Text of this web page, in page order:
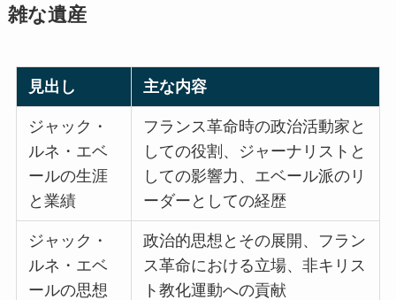
雑な遺産
見出し 主な内容
ジャック・
ルネ・エベ
ールの生涯
と業績
フランス革命時の政治活動家と
しての役割、ジャーナリストと
しての影響力、エベール派のリ
ーダーとしての経歴
ジャック・
ルネ・エベ
ールの思想
政治的思想とその展開、フラン
ス革命における立場、非キリス
ト教化運動への貢献